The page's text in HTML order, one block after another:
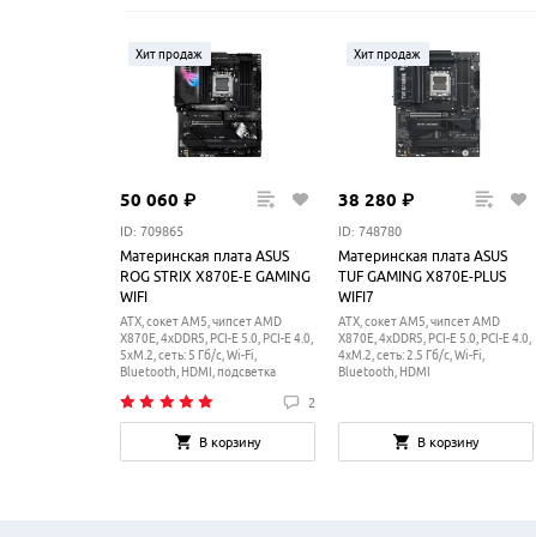
Хит продаж
50 060 ₽
ID: 709865
Материнская плата ASUS
ROG STRIX X870E-E GAMING
WIFI
ATX, сокет AM5, чипсет AMD
X870E, 4xDDR5, PCI-E 5.0, PCI-E 4.0,
5xM.2, сеть: 5 Гб/с, Wi-Fi,
Bluetooth, HDMI, подсветка
2
В корзину
Хит продаж
38 280 ₽
ID: 748780
Материнская плата ASUS
TUF GAMING X870E-PLUS
WIFI7
ATX, сокет AM5, чипсет AMD
X870E, 4xDDR5, PCI-E 5.0, PCI-E 4.0,
4xM.2, сеть: 2.5 Гб/с, Wi-Fi,
Bluetooth, HDMI
В корзину